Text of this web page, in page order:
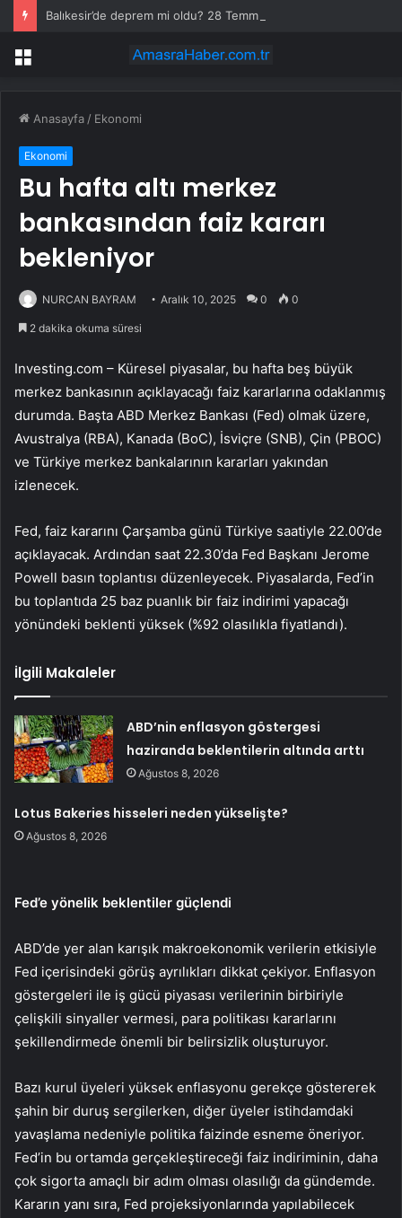
Menü
Anasayfa / Ekonomi
Ekonomi
Bu hafta altı merkez
bankasından faiz kararı
bekleniyor
NURCAN BAYRAM Aralık 10, 2025 0 0
2 dakika okuma süresi
Investing.com – Küresel piyasalar, bu hafta beş büyük
merkez bankasının açıklayacağı faiz kararlarına odaklanmış
durumda. Başta ABD Merkez Bankası (Fed) olmak üzere,
Avustralya (RBA), Kanada (BoC), İsviçre (SNB), Çin (PBOC)
ve Türkiye merkez bankalarının kararları yakından
izlenecek.
Fed, faiz kararını Çarşamba günü Türkiye saatiyle 22.00’de
açıklayacak. Ardından saat 22.30’da Fed Başkanı Jerome
Powell basın toplantısı düzenleyecek. Piyasalarda, Fed’in
bu toplantıda 25 baz puanlık bir faiz indirimi yapacağı
yönündeki beklenti yüksek (%92 olasılıkla fiyatlandı).
İlgili Makaleler
ABD’nin enflasyon göstergesi
haziranda beklentilerin altında arttı
Ağustos 8, 2026
Lotus Bakeries hisseleri neden yükselişte?
Ağustos 8, 2026
Fed’e yönelik beklentiler güçlendi
ABD’de yer alan karışık makroekonomik verilerin etkisiyle
Fed içerisindeki görüş ayrılıkları dikkat çekiyor. Enflasyon
göstergeleri ile iş gücü piyasası verilerinin birbiriyle
çelişkili sinyaller vermesi, para politikası kararlarını
şekillendirmede önemli bir belirsizlik oluşturuyor.
Bazı kurul üyeleri yüksek enflasyonu gerekçe göstererek
şahin bir duruş sergilerken, diğer üyeler istihdamdaki
yavaşlama nedeniyle politika faizinde esneme öneriyor.
Fed’in bu ortamda gerçekleştireceği faiz indiriminin, daha
çok sigorta amaçlı bir adım olması olasılığı da gündemde.
Kararın yanı sıra, Fed projeksiyonlarında yapılabilecek